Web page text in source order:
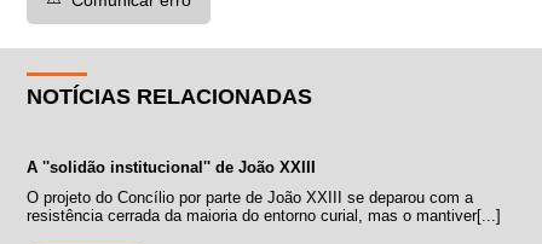
NOTÍCIAS RELACIONADAS
A ''solidão institucional'' de João XXIII
O projeto do Concílio por parte de João XXIII se deparou com a
resistência cerrada da maioria do entorno curial, mas o mantiver[...]